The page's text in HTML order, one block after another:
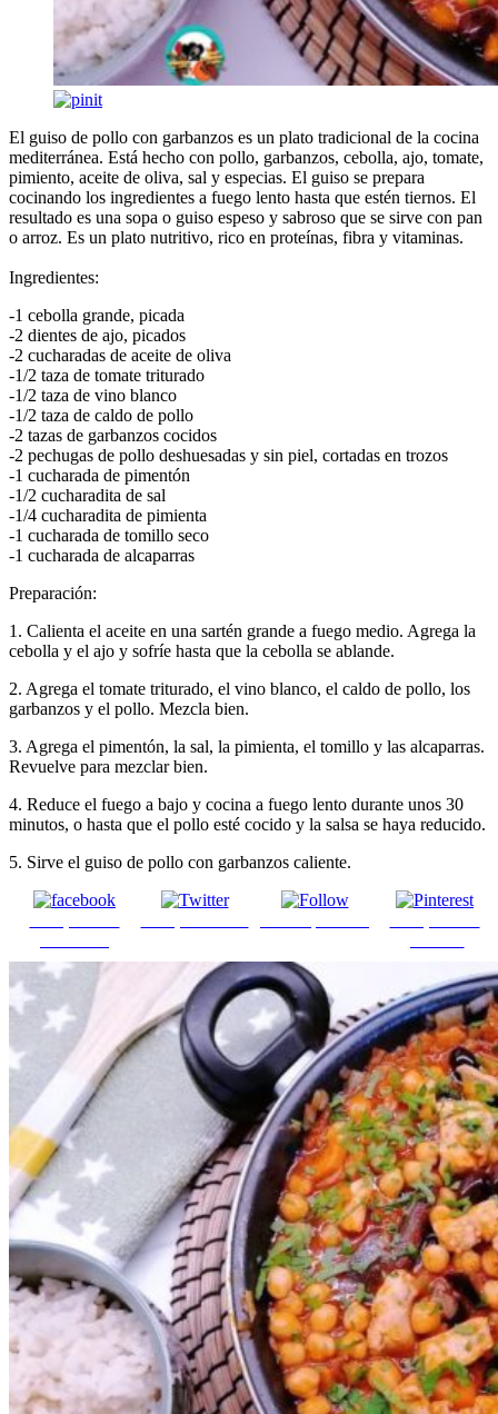
El guiso de pollo con garbanzos es un plato tradicional de la cocina
mediterránea. Está hecho con pollo, garbanzos, cebolla, ajo, tomate,
pimiento, aceite de oliva, sal y especias. El guiso se prepara
cocinando los ingredientes a fuego lento hasta que estén tiernos. El
resultado es una sopa o guiso espeso y sabroso que se sirve con pan
o arroz. Es un plato nutritivo, rico en proteínas, fibra y vitaminas.
Ingredientes:
-1 cebolla grande, picada
-2 dientes de ajo, picados
-2 cucharadas de aceite de oliva
-1/2 taza de tomate triturado
-1/2 taza de vino blanco
-1/2 taza de caldo de pollo
-2 tazas de garbanzos cocidos
-2 pechugas de pollo deshuesadas y sin piel, cortadas en trozos
-1 cucharada de pimentón
-1/2 cucharadita de sal
-1/4 cucharadita de pimienta
-1 cucharada de tomillo seco
-1 cucharada de alcaparras
Preparación:
1. Calienta el aceite en una sartén grande a fuego medio. Agrega la
cebolla y el ajo y sofríe hasta que la cebolla se ablande.
2. Agrega el tomate triturado, el vino blanco, el caldo de pollo, los
garbanzos y el pollo. Mezcla bien.
3. Agrega el pimentón, la sal, la pimienta, el tomillo y las alcaparras.
Revuelve para mezclar bien.
4. Reduce el fuego a bajo y cocina a fuego lento durante unos 30
minutos, o hasta que el pollo esté cocido y la salsa se haya reducido.
5. Sirve el guiso de pollo con garbanzos caliente.